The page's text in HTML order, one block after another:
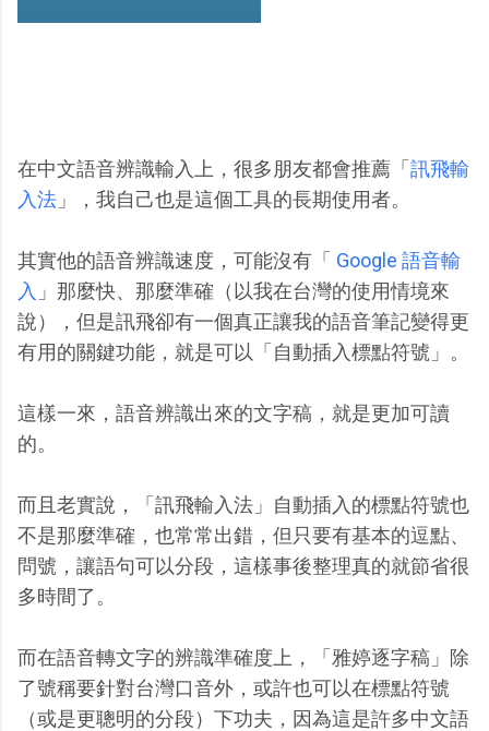
在中文語音辨識輸入上，很多朋友都會推薦「 訊飛輸
入法 」，我自己也是這個工具的長期使用者。
其實他的語音辨識速度，可能沒有「 Google 語音輸
入 」那麼快、那麼準確（以我在台灣的使用情境來
說），但是訊飛卻有一個真正讓我的語音筆記變得更
有用的關鍵功能，就是可以「自動插入標點符號」。
這樣一來，語音辨識出來的文字稿，就是更加可讀
的。
而且老實說，「訊飛輸入法」自動插入的標點符號也
不是那麼準確，也常常出錯，但只要有基本的逗點、
問號，讓語句可以分段，這樣事後整理真的就節省很
多時間了。
而在語音轉文字的辨識準確度上，「雅婷逐字稿」除
了號稱要針對台灣口音外，或許也可以在標點符號
（或是更聰明的分段）下功夫，因為這是許多中文語